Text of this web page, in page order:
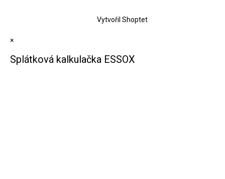
Vytvořil Shoptet
×
Splátková kalkulačka ESSOX